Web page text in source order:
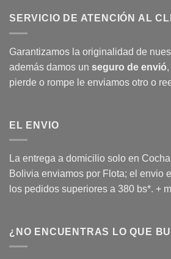
SERVICIO DE ATENCIÓN AL
Garantizamos la originalidad de
además damos un seguro de envió
pierde o rompe le enviamos otro o
EL ENVIO
La entrega a domicilio solo en
Bolivia enviamos por Flota; el envio
los pedidos superiores a 380 bs*. +
¿NO ENCUENTRAS LO QUE